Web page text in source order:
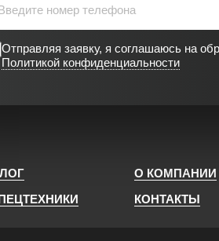
Отправляя заявку, я соглашаюсь на
Политикой конфиденциальности
О КОМПАНИИ
КОНТАКТЫ